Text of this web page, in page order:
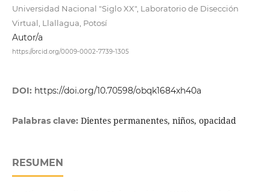
Universidad Nacional "Siglo XX", Laboratorio de Disección
Virtual, Llallagua, Potosí
Autor/a
https://orcid.org/0009-0002-7739-1305
DOI: https://doi.org/10.70598/obqk1684xh40a
Palabras clave: Dientes permanentes, niños, opacidad
RESUMEN